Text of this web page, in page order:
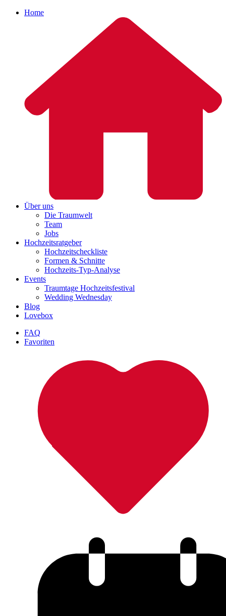
Home
Über uns
Die Traumwelt
Team
Jobs
Hochzeitsratgeber
Hochzeitscheckliste
Formen & Schnitte
Hochzeits-Typ-Analyse
Events
Traumtage Hochzeitsfestival
Wedding Wednesday
Blog
Lovebox
FAQ
Favoriten